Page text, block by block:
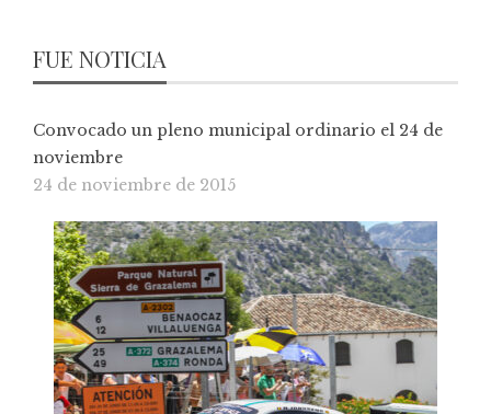
FUE NOTICIA
Convocado un pleno municipal ordinario el 24 de
noviembre
24 de noviembre de 2015